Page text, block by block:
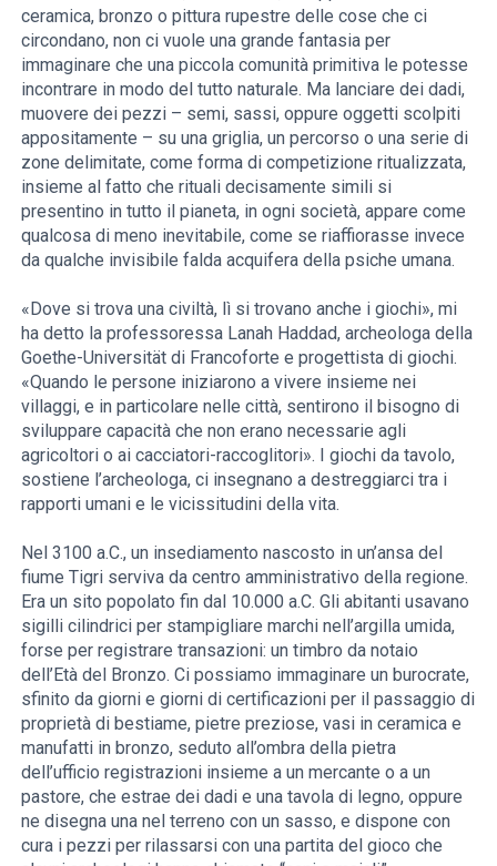
ceramica, bronzo o pittura rupestre delle cose che ci
circondano, non ci vuole una grande fantasia per
immaginare che una piccola comunità primitiva le potesse
incontrare in modo del tutto naturale. Ma lanciare dei dadi,
muovere dei pezzi – semi, sassi, oppure oggetti scolpiti
appositamente – su una griglia, un percorso o una serie di
zone delimitate, come forma di competizione ritualizzata,
insieme al fatto che rituali decisamente simili si
presentino in tutto il pianeta, in ogni società, appare come
qualcosa di meno inevitabile, come se riaffiorasse invece
da qualche invisibile falda acquifera della psiche umana.
«Dove si trova una civiltà, lì si trovano anche i giochi», mi
ha detto la professoressa Lanah Haddad, archeologa della
Goethe-Universität di Francoforte e progettista di giochi.
«Quando le persone iniziarono a vivere insieme nei
villaggi, e in particolare nelle città, sentirono il bisogno di
sviluppare capacità che non erano necessarie agli
agricoltori o ai cacciatori-raccoglitori». I giochi da tavolo,
sostiene l’archeologa, ci insegnano a destreggiarci tra i
rapporti umani e le vicissitudini della vita.
Nel 3100 a.C., un insediamento nascosto in un’ansa del
fiume Tigri serviva da centro amministrativo della regione.
Era un sito popolato fin dal 10.000 a.C. Gli abitanti usavano
sigilli cilindrici per stampigliare marchi nell’argilla umida,
forse per registrare transazioni: un timbro da notaio
dell’Età del Bronzo. Ci possiamo immaginare un burocrate,
sfinito da giorni e giorni di certificazioni per il passaggio di
proprietà di bestiame, pietre preziose, vasi in ceramica e
manufatti in bronzo, seduto all’ombra della pietra
dell’ufficio registrazioni insieme a un mercante o a un
pastore, che estrae dei dadi e una tavola di legno, oppure
ne disegna una nel terreno con un sasso, e dispone con
cura i pezzi per rilassarsi con una partita del gioco che